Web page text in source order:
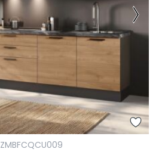
ZMBFCQCU009